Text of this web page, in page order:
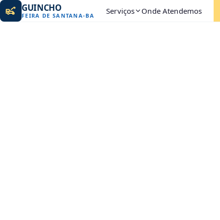
GUINCHO
FEIRA DE SANTANA-BA Serviços Onde Atendemos